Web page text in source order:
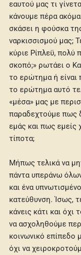
εαυτού μας τι
κάνουμε πέρα
σκάσει η φούσκα
ναρκισσισμού μας;
κύριε Ρίπλεϋ, πολύ
σκοπό;» ρωτάει ο
το ερώτημα ή είναι
το ερώτημα αυτό
«μέσα» μας με
παραδεχτούμε πως
εμάς και πως εμείς
τίποτα;
Μήπως τελικά να
πάντα υπεράνω
και ένα
κατεύθυνση. Ίσως,
κάνεις κάτι και όχι
να ασχοληθούμε
κοινωνικό
όχι να